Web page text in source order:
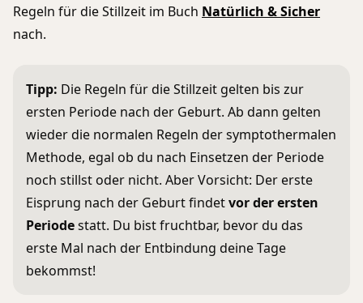
Regeln für die Stillzeit im Buch Natürlich & Sicher
nach.
Tipp: Die Regeln für die Stillzeit gelten bis zur
ersten Periode nach der Geburt. Ab dann gelten
wieder die normalen Regeln der symptothermalen
Methode, egal ob du nach Einsetzen der Periode
noch stillst oder nicht. Aber Vorsicht: Der erste
Eisprung nach der Geburt findetvor der ersten
Periodestatt. Du bist fruchtbar, bevor du das
erste Mal nach der Entbindung deine Tage
bekommst!